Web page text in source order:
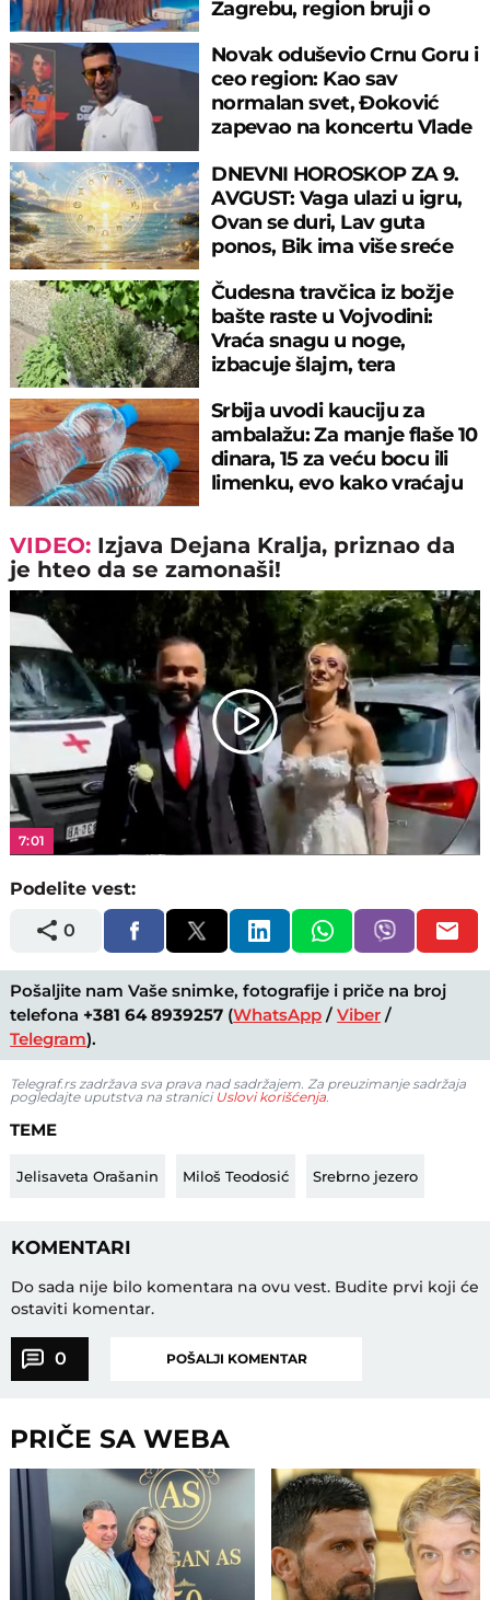
Zagrebu, region bruji o
Novak oduševio Crnu Goru i
ceo region: Kao sav
normalan svet, Đoković
zapevao na koncertu Vlade
DNEVNI HOROSKOP ZA 9.
AVGUST: Vaga ulazi u igru,
Ovan se duri, Lav guta
ponos, Bik ima više sreće
Čudesna travčica iz božje
bašte raste u Vojvodini:
Vraća snagu u noge,
izbacuje šlajm, tera
Srbija uvodi kauciju za
ambalažu: Za manje flaše 10
dinara, 15 za veću bocu ili
limenku, evo kako vraćaju
VIDEO: Izjava Dejana Kralja, priznao da
je hteo da se zamonaši!
Play
Video
7:01
Podelite vest:
0
Pošaljite nam Vaše snimke, fotografije i priče na broj
telefona +381 64 8939257 (WhatsApp /Viber /
Telegram).
Telegraf.rs zadržava sva prava nad sadržajem. Za preuzimanje sadržaja
pogledajte uputstva na stranici Uslovi korišćenja.
TEME
Jelisaveta Orašanin Miloš Teodosić Srebrno jezero
KOMENTARI
Do sada nije bilo komentara na ovu vest. Budite prvi koji će
ostaviti komentar.
0 POŠALJI KOMENTAR
PRIČE SA WEBA